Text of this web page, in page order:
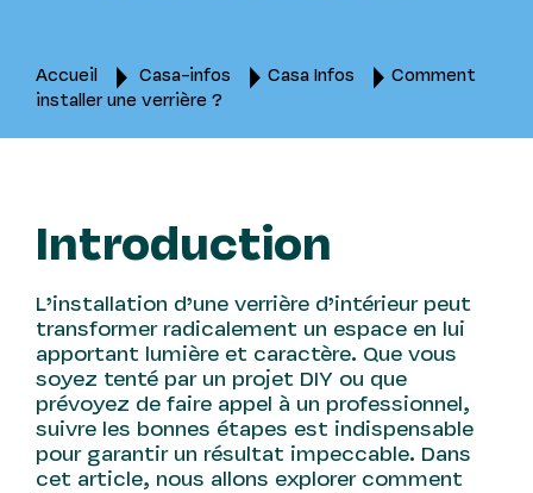
Accueil Casa-infos Casa Infos
Comment
installer une verrière ?
Introduction
L’installation d’une verrière d’intérieur peut
transformer radicalement un espace en lui
apportant lumière et caractère. Que vous
soyez tenté par un projet DIY ou que
prévoyez de faire appel à un professionnel,
suivre les bonnes étapes est indispensable
pour garantir un résultat impeccable. Dans
cet article, nous allons explorer comment